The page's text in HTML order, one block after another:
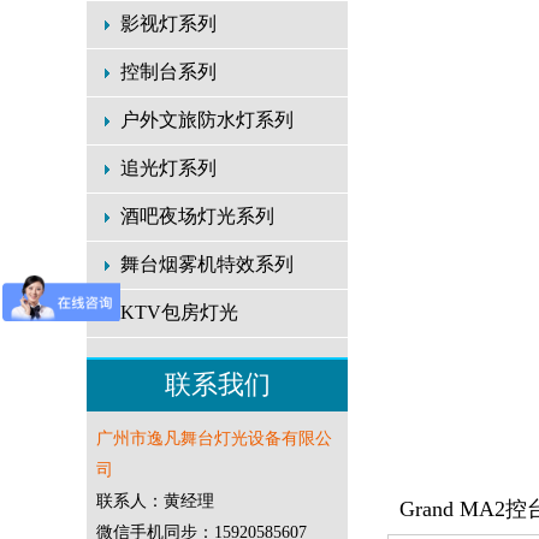
影视灯系列
控制台系列
户外文旅防水灯系列
追光灯系列
酒吧夜场灯光系列
舞台烟雾机特效系列
KTV包房灯光
联系我们
广州市逸凡舞台灯光设备有限公
司
联系人：黄经理
微信手机同步：15920585607
Grand MA2控